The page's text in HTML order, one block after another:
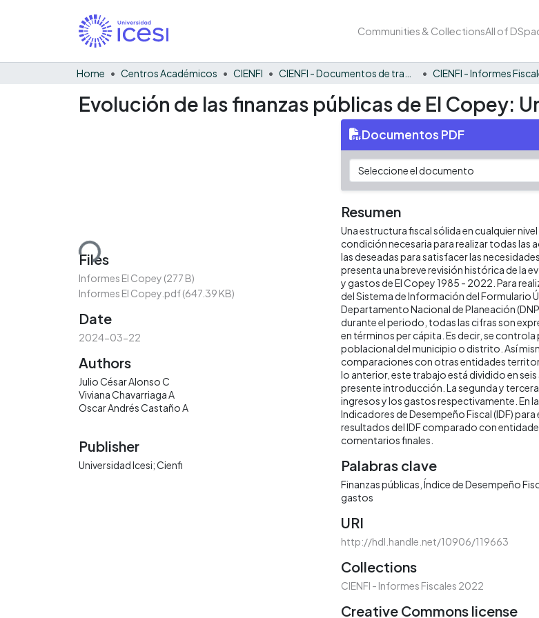
Communities & CollectionsAll of
Home Centros Académicos CIENFI
Evolución de las finanzas públicas de El Copey:
Loading...
Files
Informes El Copey (277 B)
Informes El Copey.pdf(647.39 KB)
Date
2024-03-22
Authors
Julio César Alonso C
Viviana Chavarriaga A
Oscar Andrés Castaño A
Publisher
Universidad Icesi; Cienfi
Documentos PDF
Resumen
Una estructura fiscal sólida en cualquier
condición necesaria para realizar todas las
las deseadas para satisfacer las
presenta una breve revisión histórica de la
y gastos de El Copey 1985 - 2022. Para
del Sistema de Información del Formulario
Departamento Nacional de Planeación
durante el periodo, todas las cifras son
en términos per cápita. Es decir, se
poblacional del municipio o distrito. Así
comparaciones con otras entidades
lo anterior, este trabajo está dividido en seis
presente introducción. La segunda y
ingresos y los gastos respectivamente. En
Indicadores de Desempeño Fiscal (IDF)
resultados del IDF comparado con
comentarios finales.
Palabras clave
Finanzas públicas Índice de Desempeño
gastos
URI
http://hdl.handle.net/10906/119663
Collections
CIENFI - Informes Fiscales 2022
Creative Commons license